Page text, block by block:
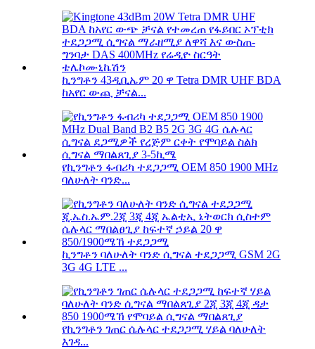
ኪንግቶን 43ዲቢኤም 20 ዋ Tetra DMR UHF BDA
ከአየር ውጪ ቻናል...
የኪንግቶን ፋብሪካ ተደጋጋሚ OEM 850 1900 MHz
ባለሁለት ባንድ...
ኪንግቶን ባለሁለት ባንድ ሲግናል ተደጋጋሚ GSM 2G
3G 4G LTE ...
የኪንግቶን ገጠር ሴሉላር ተደጋጋሚ ሃይል ባለሁለት
እገዳ...